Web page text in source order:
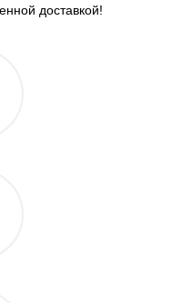
доставкой!